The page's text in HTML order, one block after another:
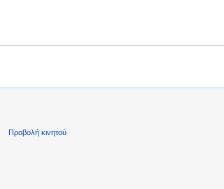
Προβολή κινητού